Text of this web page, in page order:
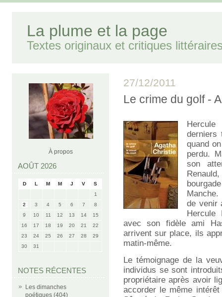
La plume et la page
Textes originaux et critiques
À propos
AOÛT 2026
D L M M J V
S
1
2
3 4 5 6 7
8
9
10 11 12 13 14
15
16
17 18 19 20 21
22
23
24 25 26 27 28
29
30
31
NOTES RÉCENTES
Les dimanches
poétiques (404)
27/12/2011
Le crime du golf -
derniers
quand
perdu.
son
de venir
Hercule
avec son fidèle ami
arrivent sur place, ils
matin-même.
Le témoignage de la
individus se sont
propriétaire après avoir
accorder le même